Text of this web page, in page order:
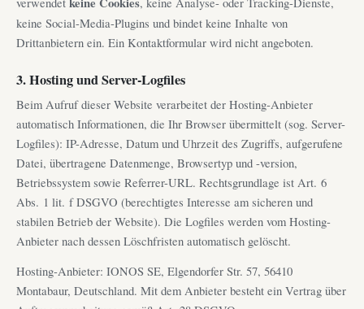
keine Social-Media-Plugins und bindet keine Inhalte von
Drittanbietern ein. Ein Kontaktformular wird nicht angeboten.
3. Hosting und Server-Logfiles
Beim Aufruf dieser Website verarbeitet der Hosting-Anbieter
automatisch Informationen, die Ihr Browser übermittelt (sog. Server-
Logfiles): IP-Adresse, Datum und Uhrzeit des Zugriffs, aufgerufene
Datei, übertragene Datenmenge, Browsertyp und -version,
Betriebssystem sowie Referrer-URL. Rechtsgrundlage ist Art. 6
Abs. 1 lit. f DSGVO (berechtigtes Interesse am sicheren und
stabilen Betrieb der Website). Die Logfiles werden vom Hosting-
Anbieter nach dessen Löschfristen automatisch gelöscht.
Hosting-Anbieter: IONOS SE, Elgendorfer Str. 57, 56410
Montabaur, Deutschland. Mit dem Anbieter besteht ein Vertrag über